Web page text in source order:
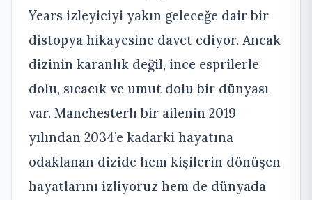
Years izleyiciyi yakın geleceğe dair bir
distopya hikayesine davet ediyor. Ancak
dizinin karanlık değil, ince esprilerle
dolu, sıcacık ve umut dolu bir dünyası
var. Manchesterlı bir ailenin 2019
yılından 2034’e kadarki hayatına
odaklanan dizide hem kişilerin dönüşen
hayatlarını izliyoruz hem de dünyada